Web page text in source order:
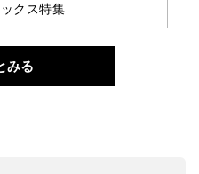
ックス特集
みる